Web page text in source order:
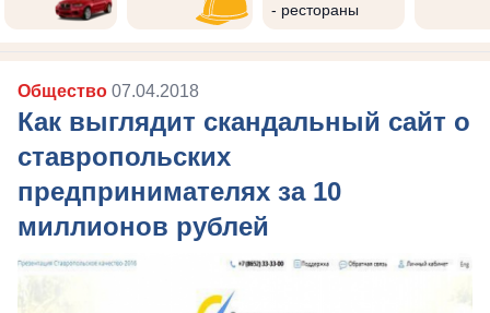
- рестораны
Общество 07.04.2018
Как выглядит скандальный сайт о
ставропольских
предпринимателях за 10
миллионов рублей